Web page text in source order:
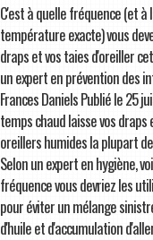
C'est à quelle fréquence (et à
température exacte) vous
draps et vos taies d'oreiller
un expert en prévention des
Frances Daniels Publié le 25
temps chaud laisse vos draps
oreillers humides la plupart
Selon un expert en hygiène,
fréquence vous devriez les
pour éviter un mélange
d'huile et d'accumulation